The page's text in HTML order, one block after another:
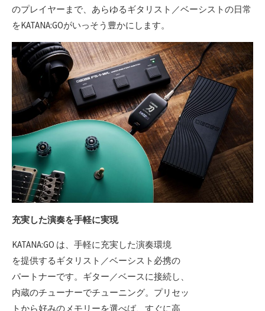
のプレイヤーまで、あらゆるギタリスト／ベーシストの日常
をKATANA:GOがいっそう豊かにします。
充実した演奏を手軽に実現
KATANA:GO は、手軽に充実した演奏環境
を提供するギタリスト／ベーシスト必携の
パートナーです。ギター／ベースに接続し、
内蔵のチューナーでチューニング。プリセッ
トから好みのメモリーを選べば、すぐに高